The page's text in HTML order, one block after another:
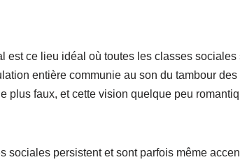
est ce lieu idéal où toutes les classes
entière communie au son du tambour
plus faux, et cette vision quelque peu
sociales persistent et sont parfois même